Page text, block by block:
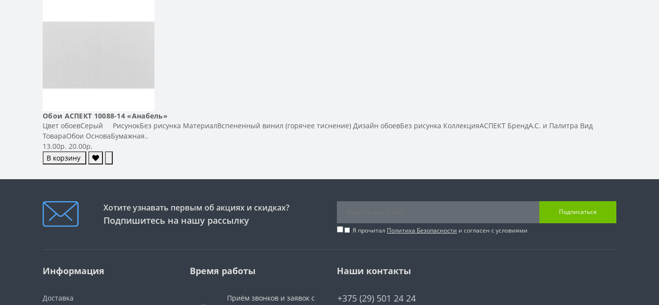
Обои АСПЕКТ 10088-14 «Анабель»
Цвет обоевСерый РисунокБез рисунка МатериалВспененный винил (горячее тиснение) Дизайн обоевБез рисунка КоллекцияАСПЕКТ БрендА.С. и Палитра Вид
ТовараОбои ОсноваБумажная..
13.00р. 20.00р.
В корзину
Хотите узнавать первым об акциях и скидках?
Подпишитесь на нашу рассылку
Подписаться
Я прочитал Политика Безопасности и согласен с условиями
Информация
Доставка
Время работы
Приём звонков и заявок с
Наши контакты
+375 (29) 501 24 24